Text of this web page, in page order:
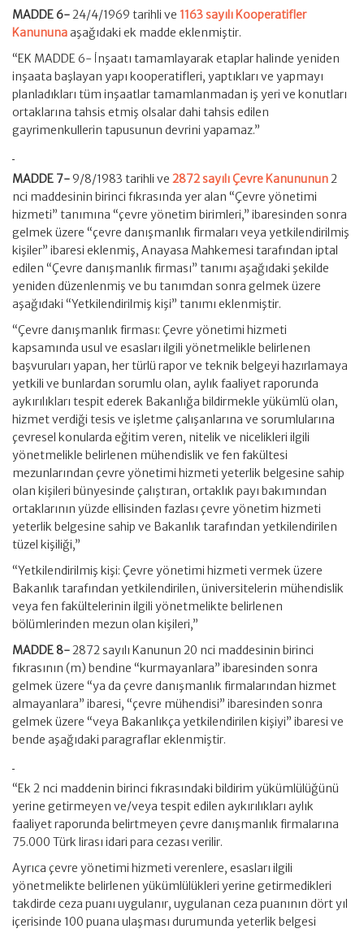
MADDE 6- 24/4/1969 tarihli ve 1163 sayılı Kooperatifler
Kanununaaşağıdaki ek madde eklenmiştir.
“EK MADDE 6- İnşaatı tamamlayarak etaplar halinde yeniden
inşaata başlayan yapı kooperatifleri, yaptıkları ve yapmayı
planladıkları tüm inşaatlar tamamlanmadan iş yeri ve konutları
ortaklarına tahsis etmiş olsalar dahi tahsis edilen
gayrimenkullerin tapusunun devrini yapamaz.”
MADDE 7-9/8/1983 tarihli ve 2872 sayılı Çevre Kanununun 2
nci maddesinin birinci fıkrasında yer alan “Çevre yönetimi
hizmeti” tanımına “çevre yönetim birimleri,” ibaresinden sonra
gelmek üzere “çevre danışmanlık firmaları veya yetkilendirilmiş
kişiler” ibaresi eklenmiş, Anayasa Mahkemesi tarafından iptal
edilen “Çevre danışmanlık firması” tanımı aşağıdaki şekilde
yeniden düzenlenmiş ve bu tanımdan sonra gelmek üzere
aşağıdaki “Yetkilendirilmiş kişi” tanımı eklenmiştir.
“Çevre danışmanlık firması: Çevre yönetimi hizmeti
kapsamında usul ve esasları ilgili yönetmelikle belirlenen
başvuruları yapan, her türlü rapor ve teknik belgeyi hazırlamaya
yetkili ve bunlardan sorumlu olan, aylık faaliyet raporunda
aykırılıkları tespit ederek Bakanlığa bildirmekle yükümlü olan,
hizmet verdiği tesis ve işletme çalışanlarına ve sorumlularına
çevresel konularda eğitim veren, nitelik ve nicelikleri ilgili
yönetmelikle belirlenen mühendislik ve fen fakültesi
mezunlarından çevre yönetimi hizmeti yeterlik belgesine sahip
olan kişileri bünyesinde çalıştıran, ortaklık payı bakımından
ortaklarının yüzde ellisinden fazlası çevre yönetim hizmeti
yeterlik belgesine sahip ve Bakanlık tarafından yetkilendirilen
tüzel kişiliği,”
“Yetkilendirilmiş kişi: Çevre yönetimi hizmeti vermek üzere
Bakanlık tarafından yetkilendirilen, üniversitelerin mühendislik
veya fen fakültelerinin ilgili yönetmelikte belirlenen
bölümlerinden mezun olan kişileri,”
MADDE 8- 2872 sayılı Kanunun 20 nci maddesinin birinci
fıkrasının (m) bendine “kurmayanlara” ibaresinden sonra
gelmek üzere “ya da çevre danışmanlık firmalarından hizmet
almayanlara” ibaresi, “çevre mühendisi” ibaresinden sonra
gelmek üzere “veya Bakanlıkça yetkilendirilen kişiyi” ibaresi ve
bende aşağıdaki paragraflar eklenmiştir.
“Ek 2 nci maddenin birinci fıkrasındaki bildirim yükümlülüğünü
yerine getirmeyen ve/veya tespit edilen aykırılıkları aylık
faaliyet raporunda belirtmeyen çevre danışmanlık firmalarına
75.000 Türk lirası idari para cezası verilir.
Ayrıca çevre yönetimi hizmeti verenlere, esasları ilgili
yönetmelikte belirlenen yükümlülükleri yerine getirmedikleri
takdirde ceza puanı uygulanır, uygulanan ceza puanının dört yıl
içerisinde 100 puana ulaşması durumunda yeterlik belgesi